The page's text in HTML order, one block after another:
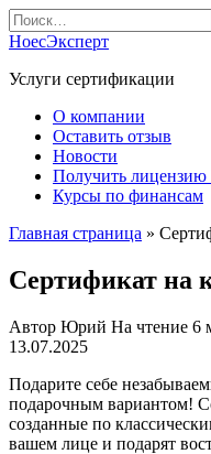
Перейти
к
содержанию
Search
for:
НоесЭксперт
Услуги сертификации
О компании
Оставить отзыв
Новости
Получить
Курсы по финансам
Главная страница »
Сертификат на
Автор Юрий На чтение 6
13.07.2025
Подарите себе
подарочным вариантом!
созданные по
вашем лице и подарят